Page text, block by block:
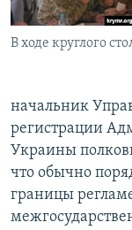
В ходе круглого
начальник
регистрации
Украины
что обычно
границы